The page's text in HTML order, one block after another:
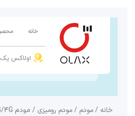
خانه
اولاکس یک
خانه / مودم / مودم رومیزی / مودم 3G/4G اولاکس مدل MC60